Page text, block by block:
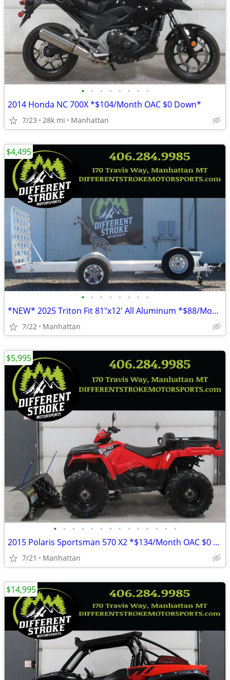
• • • • • • • •
2014 Honda NC 700X *$104/Month OAC $0 Down*
7/23 28k mi Manhattan
• • • • • • • •
*NEW* 2025 Triton Fit 81"x12' All Aluminum *$88/Month OAC $0 Down*
7/22 Manhattan
$4,495
• • • • • • • • • • • • • •
2015 Polaris Sportsman 570 X2 *$134/Month OAC $0 Down* *Dump Box*
7/21 Manhattan
$5,995
$14,995